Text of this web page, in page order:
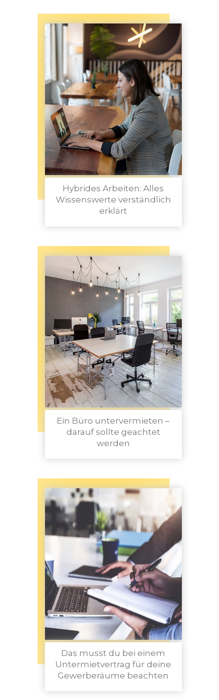
Hybrides Arbeiten: Alles
Wissenswerte verständlich
erklärt
Ein Büro untervermieten –
darauf sollte geachtet
werden
Das musst du bei einem
Untermietvertrag für deine
Gewerberäume beachten